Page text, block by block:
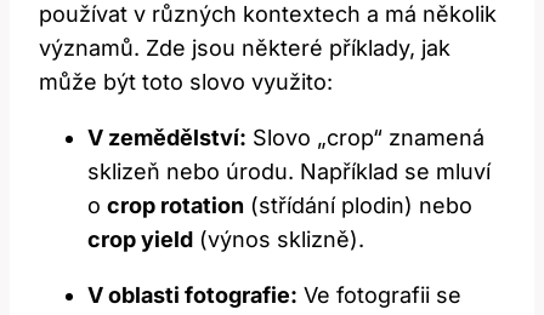
používat v různých kontextech a má několik
významů. Zde jsou některé příklady, jak
může být toto slovo využito:
V zemědělství: Slovo „crop“ znamená
sklizeň nebo úrodu. Například se mluví
o crop rotation (střídání plodin) nebo
crop yield (výnos sklizně).
V oblasti fotografie: Ve fotografii se